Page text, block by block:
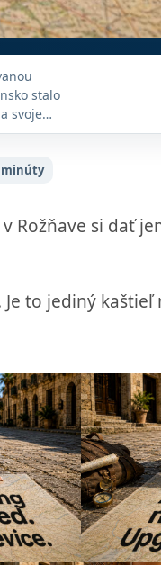
stalo
svoje
minúty
Rožňave si dať
to jediný kaštieľ